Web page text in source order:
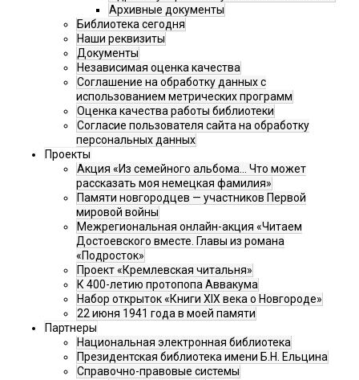
Архивные документы
Библиотека сегодня
Наши реквизиты
Документы
Независимая оценка качества
Соглашение на обработку данных с
использованием метрических программ
Оценка качества работы библиотеки
Согласие пользователя сайта на обработку
персональных данных
Проекты
Акция «Из семейного альбома... Что может
рассказать моя немецкая фамилия»
Памяти новгородцев — участников Первой
мировой войны
Межрегиональная онлайн-акция «Читаем
Достоевского вместе. Главы из романа
«Подросток»
Проект «Кремлевская читальня»
К 400-летию протопопа Аввакума
Набор открыток «Книги XIX века о Новгороде»
22 июня 1941 года в моей памяти
Партнеры
Национальная электронная библиотека
Президентская библиотека имени Б.Н. Ельцина
Справочно-правовые системы